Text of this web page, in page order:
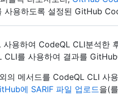
사용하도록 설정된 GitHub
용하여 CodeQL CLI분석한
CLI를 사용하여 결과를
의 메서드를 CodeQL CLI 사
에 SARIF 파일 업로드을(